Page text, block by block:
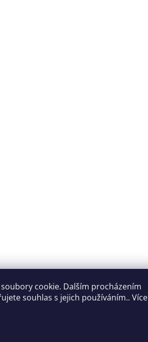
cookie. Dalším procházením
souhlas s jejich používáním.. Více